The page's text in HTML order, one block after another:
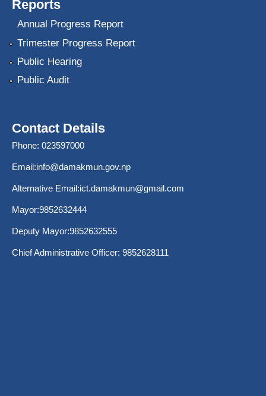
Reports
Annual Progress Report
Trimester Progress Report
Public Hearing
Public Audit
Contact Details
Phone: 023597000
Email:info@damakmun.gov.np
Alternative Email:ict.damakmun@gmail.com
Mayor:9852632444
Deputy Mayor:9852632555
Chief Administrative Officer: 9852628111